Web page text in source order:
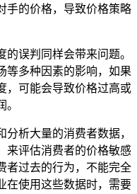
手的价格，导致价格策略
误判同样会带来问题。
等多种因素的影响，如果
，可能会导致价格过高或
析大量的消费者数据，
来评估消费者的价格敏感
者过去的行为，不能完全
在使用这些数据时，需要